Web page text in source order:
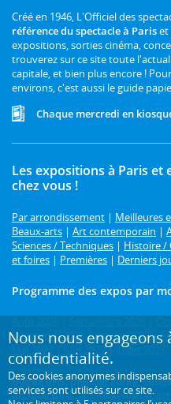
Créé en 1946, L'Officiel des
référence du spectacle à Pariset
expositions, sorties cinéma,
trouverez sur ce site toute
capitale, et bien plus encore !
environs, c'est aussi le guide
Chaque mercredi en
Les expositions à Paris et
chez vous !
Par arrondissement | Meilleures
Beaux-arts | Art contemporain |
Sciences / Techniques | Histoire /
et foires | Premières | Derniers
Programme des expos par
Décembre 2026 |Janvier 2027|
Mai 2027
Juin 2027| Juillet 2027
Beaux-arts, photographie,
architecture...L'Officiel des
Nous nous
confidentialité.
Des cookies anonymes
services sont utilisés sur ce site.